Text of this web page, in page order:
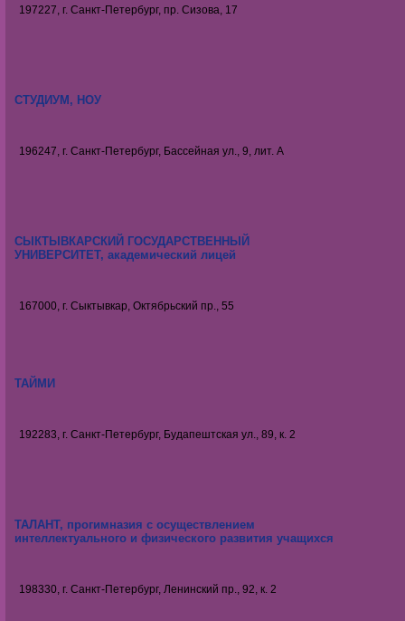
197227, г. Санкт-Петербург, пр. Сизова, 17
СТУДИУМ, НОУ
196247, г. Санкт-Петербург, Бассейная ул., 9, лит. А
СЫКТЫВКАРСКИЙ ГОСУДАРСТВЕННЫЙ
УНИВЕРСИТЕТ, академический лицей
167000, г. Сыктывкар, Октябрьский пр., 55
ТАЙМИ
192283, г. Санкт-Петербург, Будапештская ул., 89, к. 2
ТАЛАНТ, прогимназия с осуществлением
интеллектуального и физического развития учащихся
198330, г. Санкт-Петербург, Ленинский пр., 92, к. 2